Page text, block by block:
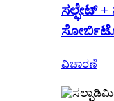
ಸಲ್ಫೇಟ್
ವಿಚಾರಣೆ